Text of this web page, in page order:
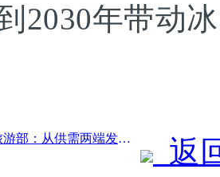
2030年带动
前一篇：文化和旅游部：从供需两端发力，引导文旅消费活动出行
返